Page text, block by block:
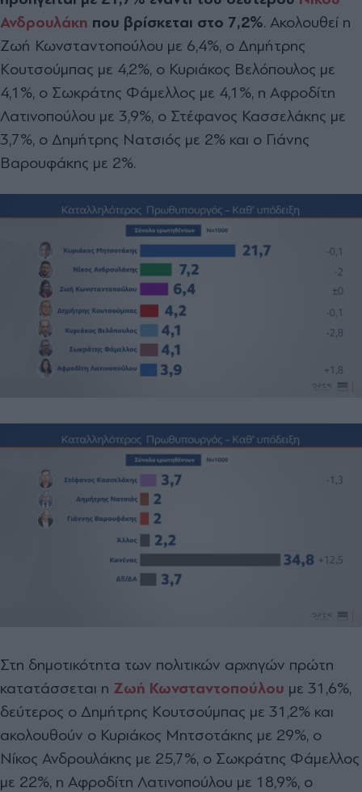
Ανδρουλάκη που βρίσκεται στο 7,2%. Ακολουθεί η
Ζωή Κωνσταντοπούλου με 6,4%, ο Δημήτρης
Κουτσούμπας με 4,2%, ο Κυριάκος Βελόπουλος με
4,1%, ο Σωκράτης Φάμελλος με 4,1%, η Αφροδίτη
Λατινοπούλου με 3,9%, ο Στέφανος Κασσελάκης με
3,7%, ο Δημήτρης Νατσιός με 2% και ο Γιάνης
Βαρουφάκης με 2%.
Στη δημοτικότητα των πολιτικών αρχηγών πρώτη
κατατάσσεται η Ζωή Κωνσταντοπούλου με 31,6%,
δεύτερος ο Δημήτρης Κουτσούμπας με 31,2% και
ακολουθούν ο Κυριάκος Μητσοτάκης με 29%, ο
Νίκος Ανδρουλάκης με 25,7%, ο Σωκράτης Φάμελλος
με 22%, η Αφροδίτη Λατινοπούλου με 18,9%, ο